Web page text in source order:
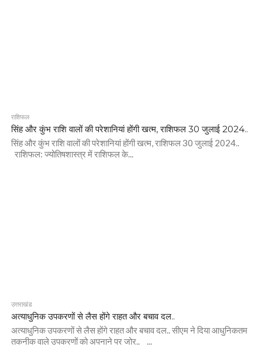
राशिफल
सिंह और कुंभ राशि वालों की परेशानियां होंगी खत्म, राशिफल 30 जुलाई 2024..
सिंह और कुंभ राशि वालों की परेशानियां होंगी खत्म, राशिफल 30 जुलाई 2024..
राशिफल: ज्योतिषशास्त्र में राशिफल के...
उत्तराखंड
अत्याधुनिक उपकरणों से लैस होंगे राहत और बचाव दल..
अत्याधुनिक उपकरणों से लैस होंगे राहत और बचाव दल.. सीएम ने दिया आधुनिकतम
तकनीक वाले उपकरणों को अपनाने पर जोर.. ...